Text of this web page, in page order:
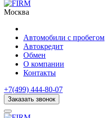
Москва
Автомобили с пробегом
Автокредит
Обмен
О компании
Контакты
+7(499) 444-80-07
Заказать звонок